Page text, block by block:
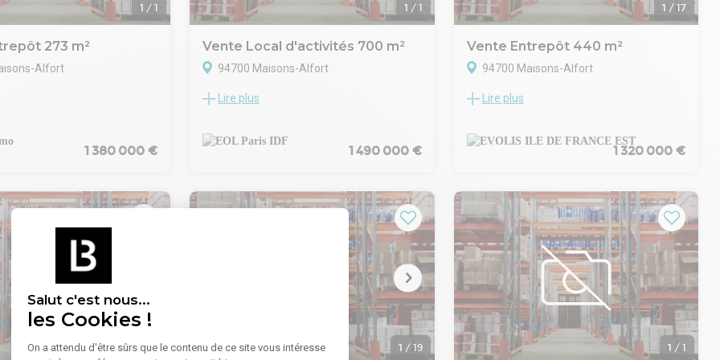
Salut c'est nous...
les Cookies !
On a attendu d'être sûrs que le contenu de ce site vous intéresse
d'informations sur www.ghtimmo.fr (réf.
investisseur à la recherche d'un bien mixte.
1 / 1
273 m²
Alfort
VOUS PROPOSE :
LA REPUBLIQUE, UNE
SOL DE 196M²
: 1.370.000€ HONORAIRES
IMMO - 01 48 93 81 23 - Plus
sur www.ghtimmo.fr (réf.
1 380 000 €
1 / 1
Vente Local d'activités 700 m²
94700 Maisons-Alfort
EOL spécialisé en immobilier d'entreprise,
d'activité d'environ 700 m² à MAISONS-
ALFORT (94)
chaussée (avec un vestiaire, 2 WC, 1
bureau + local archives) et 140 m² de
Une partie de l'étage d'environ 100 m²
avec un bureau et une salle de douc4he est
également disponible et comprise dans le
loyer ou dans la surface de vente totale,
Proche de PARIS, à 15 mn à pied de la gare
et à proximité du Métro via les bus et des
grands axes routiers.
Lire plus
1 490 000 €
1 /17
Vente Entrepôt 440 m²
94700 Maisons-Alfort
EVOLIS vous propose à la vente un
idéalement situé à Maisons-Alfort, dans
une zone stratégique à proximité des
de 440 m², répartie entre un entrepôt de
300 m², une maison de 100 m² et une
remise de 40 m² sur un terrain de 766 m².
. Accès véhicules légers
. Aire de chargement
. Portail d'accès
. Télésurveillance
. Site sécurisé 24h/24h
. Site clos
. Fibre optique
. Jardin paysager
Lire plus
1 320 000 €
1 /15 1 / 19 1 /1